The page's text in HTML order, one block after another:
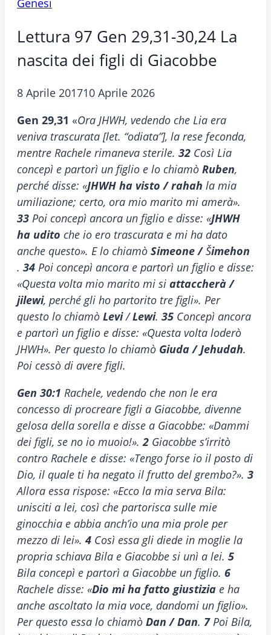
Genesi
Lettura 97 Gen 29,31-30,24 La
nascita dei figli di Giacobbe
8 Aprile 201710 Aprile 2026
Gen 29,31 «Ora JHWH, vedendo che Lia era
veniva trascurata [let. “odiata”], la rese feconda,
mentre Rachele rimaneva sterile. 32 Così Lia
concepì e partorì un figlio e lo chiamò Ruben,
perché disse: «JHWH ha visto / rahah la mia
umiliazione; certo, ora mio marito mi amerà».
33 Poi concepì ancora un figlio e disse: «JHWH
ha udito che io ero trascurata e mi ha dato
anche questo». E lo chiamò Simeone /Šimehon
. 34 Poi concepì ancora e partorì un figlio e disse:
«Questa volta mio marito mi si attaccherà /
jilewi, perché gli ho partorito tre figli». Per
questo lo chiamò Levi/Lewi. 35 Concepì ancora
e partorì un figlio e disse: «Questa volta loderò
JHWH». Per questo lo chiamò Giuda / Jehudah.
Poi cessò di avere figli.
Gen 30:1 Rachele, vedendo che non le era
concesso di procreare figli a Giacobbe, divenne
gelosa della sorella e disse a Giacobbe: «Dammi
dei figli, se no io muoio!».2 Giacobbe s’irritò
contro Rachele e disse: «Tengo forse io il posto di
Dio, il quale ti ha negato il frutto del grembo?». 3
Allora essa rispose: «Ecco la mia serva Bila:
unisciti a lei, così che partorisca sulle mie
ginocchia e abbia anch’io una mia prole per
mezzo di lei». 4 Così essa gli diede in moglie la
propria schiava Bila e Giacobbe si unì a lei. 5
Bila concepì e partorì a Giacobbe un figlio. 6
Rachele disse: «Dio mi ha fatto giustizia e ha
anche ascoltato la mia voce, dandomi un figlio».
Per questo essa lo chiamò Dan / Dan. 7Poi Bila,